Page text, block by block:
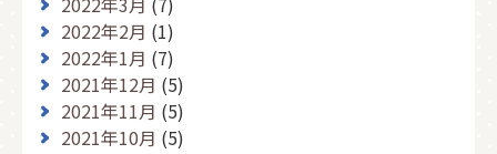
2022年2月 (1)
2022年1月 (7)
2021年12月 (5)
2021年11月 (5)
2021年10月 (5)